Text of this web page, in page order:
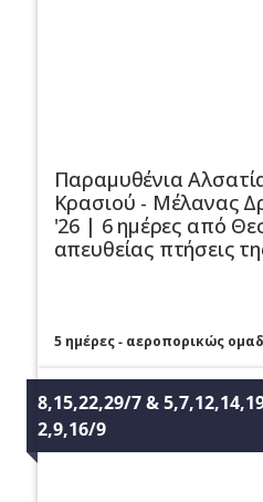
Παραμυθένια
Κρασιού - Μέλανας
'26 | 6 ημέρες από
απευθείας πτήσεις
5 ημέρες - αεροπορικώς
8,15,22,29/7 &
2,9,16/9